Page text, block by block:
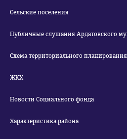
Сельские поселения
Публичные слушания Ардатовского
Схема территориального планирования
ЖКХ
Новости Социального фонда
Характеристика района